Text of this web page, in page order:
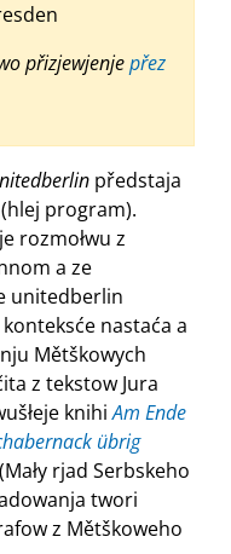
přizjewjenjepřez
předstaja
program).
rozmołwu z
a ze
unitedberlin
nastaća a
Mětškowych
z tekstow Jura
knihiAm Ende
übrig
(Mały rjad Serbskeho
twori
z Mětškoweho